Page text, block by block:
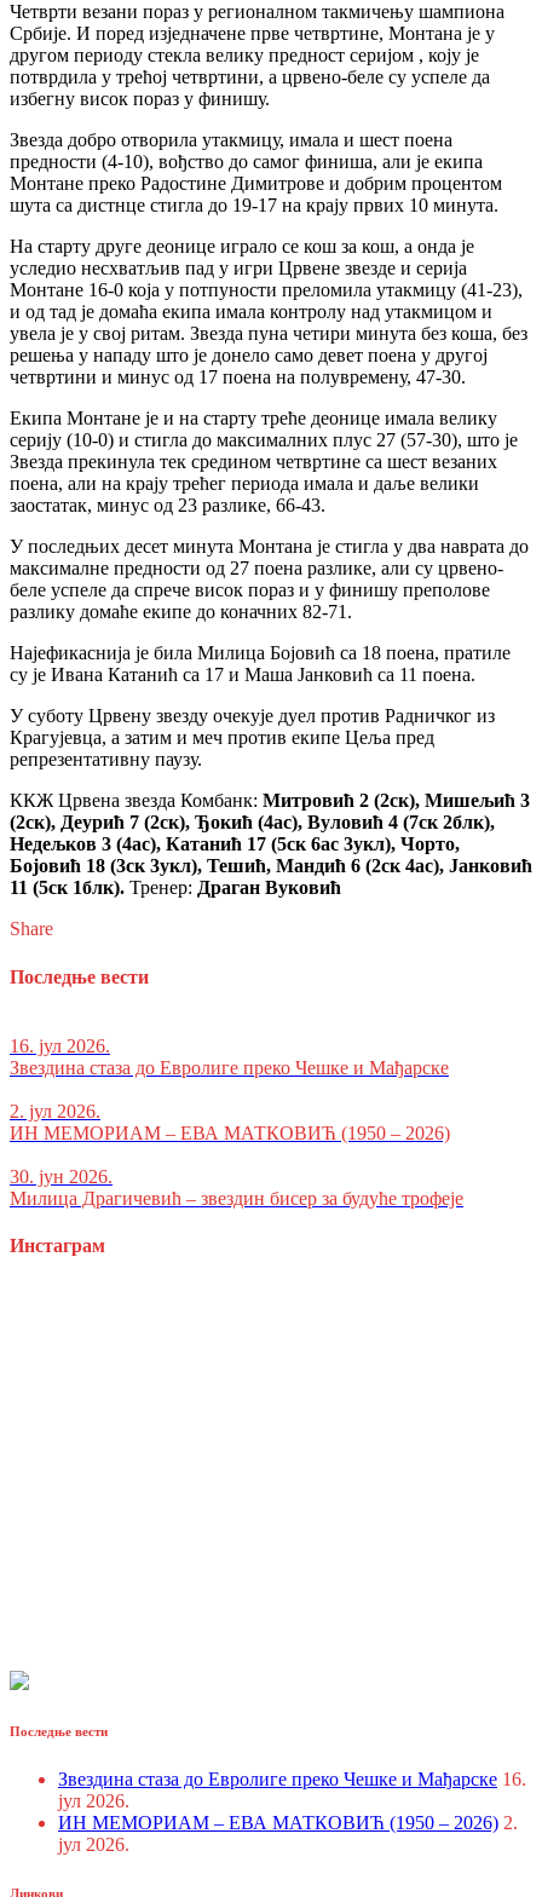
Четврти везани пораз у регионалном такмичењу шампиона
Србије. И поред изједначене прве четвртине, Монтана је у
другом периоду стекла велику предност серијом , коју је
потврдила у трећој четвртини, а црвено-беле су успеле да
избегну висок пораз у финишу.
Звезда добро отворила утакмицу, имала и шест поена
предности (4-10), вођство до самог финиша, али је екипа
Монтане преко Радостине Димитрове и добрим процентом
шута са дистнце стигла до 19-17 на крају првих 10 минута.
На старту друге деонице играло се кош за кош, а онда је
уследио несхватљив пад у игри Црвене звезде и серија
Монтане 16-0 која у потпуности преломила утакмицу (41-23),
и од тад је домаћа екипа имала контролу над утакмицом и
увела је у свој ритам. Звезда пуна четири минута без коша, без
решења у нападу што је донело само девет поена у другој
четвртини и минус од 17 поена на полувремену, 47-30.
Екипа Монтане је и на старту треће деонице имала велику
серију (10-0) и стигла до максималних плус 27 (57-30), што је
Звезда прекинула тек средином четвртине са шест везаних
поена, али на крају трећег периода имала и даље велики
заостатак, минус од 23 разлике, 66-43.
У последњих десет минута Монтана је стигла у два наврата до
максималне предности од 27 поена разлике, али су црвено-
беле успеле да спрече висок пораз и у финишу преполове
разлику домаће екипе до коначних 82-71.
Најефикаснија је била Милица Бојовић са 18 поена, пратиле
су је Ивана Катанић са 17 и Маша Јанковић са 11 поена.
У суботу Црвену звезду очекује дуел против Радничког из
Крагујевца, а затим и меч против екипе Цеља пред
репрезентативну паузу.
ККЖ Црвена звезда Комбанк: Митровић 2 (2ск), Мишељић 3
(2ск), Деурић 7 (2ск), Ђокић (4ас), Вуловић 4 (7ск 2блк),
Недељков 3 (4ас), Катанић 17 (5ск 6ас 3укл), Чорто,
Бојовић 18 (3ск 3укл), Тешић, Мандић 6 (2ск 4ас), Јанковић
11 (5ск 1блк). Тренер: Драган Вуковић
Share
Последње вести
16. јул 2026.
Звездина стаза до Евролиге преко Чешке и Мађарске
2. јул 2026.
ИН МЕМОРИАМ – ЕВА МАТКОВИЋ (1950 – 2026)
30. јун 2026.
Милица Драгичевић – звездин бисер за будуће трофеје
Инстаграм
Последње вести
Звездина стаза до Евролиге преко Чешке и Мађарске 16.
јул 2026.
ИН МЕМОРИАМ – ЕВА МАТКОВИЋ (1950 – 2026) 2.
јул 2026.
Линкови